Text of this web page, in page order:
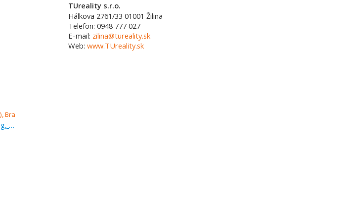
TUreality s.r.o.
Hálkova 2761/33 01001 Žilina
Telefon: 0948 777 027
E-mail: zilina@tureality.sk
Web: www.TUreality.sk
Verkauf (Angebot), 1-zimmer-wohnung, 38 m